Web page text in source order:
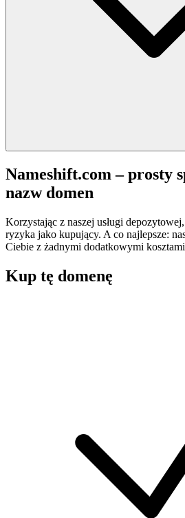
Nameshift.com – prosty
nazw domen
Korzystając z naszej usługi
ryzyka jako kupujący. A co najlepsze:
Ciebie z żadnymi dodatkowymi
Kup tę domenę